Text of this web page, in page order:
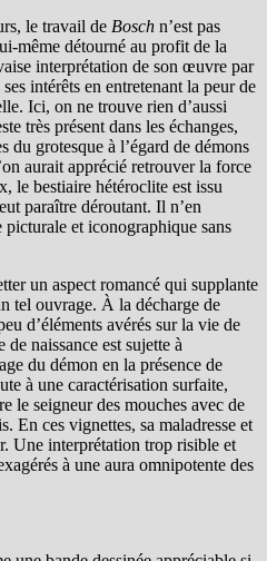
le travail de Bosch n’est pas
même détourné au profit de la
interprétation de son œuvre par
intérêts en entretenant la peur de
Ici, on ne trouve rien d’aussi
très présent dans les échanges,
du grotesque à l’égard de démons
aurait apprécié retrouver la force
le bestiaire hétéroclite est issu
paraître déroutant. Il n’en
picturale et iconographique sans
un aspect romancé qui supplante
tel ouvrage. À la décharge de
d’éléments avérés sur la vie de
de naissance est sujette à
du démon en la présence de
à une caractérisation surfaite,
le seigneur des mouches avec de
En ces vignettes, sa maladresse et
Une interprétation trop risible et
à une aura omnipotente des